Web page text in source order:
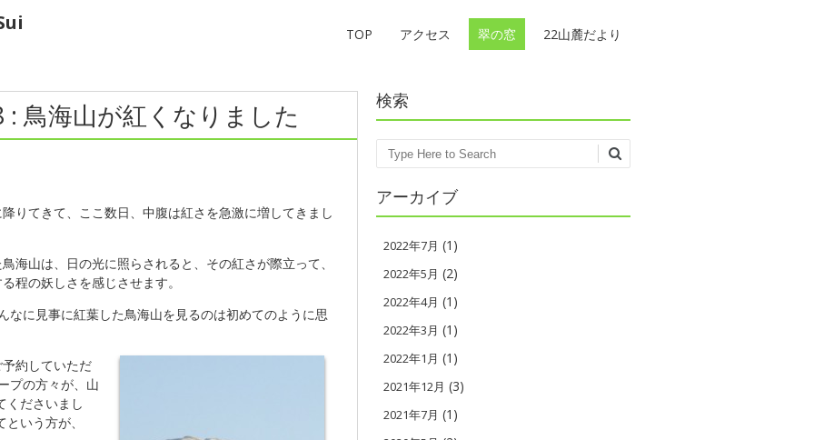
TOP アクセス 翠の窓 22山麓だより
: 鳥海山が紅くなりました
りてきて、ここ数日、中腹は紅さを急激に増してきまし
海山は、日の光に照らされると、その紅さが際立って、
程の妖しさを感じさせます。
なに見事に紅葉した鳥海山を見るのは初めてのように思
約していただ
プの方々が、山
くださいまし
いう方が、
検索
Search
アーカイブ
2022年7月 (1)
2022年5月 (2)
2022年4月 (1)
2022年3月 (1)
2022年1月 (1)
2021年12月 (3)
2021年7月 (1)